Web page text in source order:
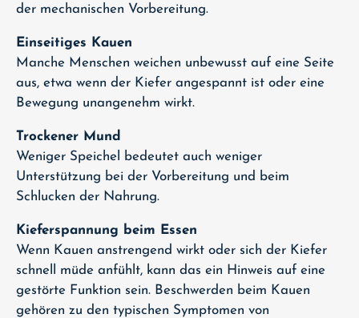
der mechanischen Vorbereitung.
Einseitiges Kauen
Manche Menschen weichen unbewusst auf eine Seite
aus, etwa wenn der Kiefer angespannt ist oder eine
Bewegung unangenehm wirkt.
Trockener Mund
Weniger Speichel bedeutet auch weniger
Unterstützung bei der Vorbereitung und beim
Schlucken der Nahrung.
Kieferspannung beim Essen
Wenn Kauen anstrengend wirkt oder sich der Kiefer
schnell müde anfühlt, kann das ein Hinweis auf eine
gestörte Funktion sein. Beschwerden beim Kauen
gehören zu den typischen Symptomen von